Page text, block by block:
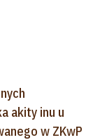
akity inu u
w ZKwP